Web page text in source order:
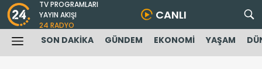
TV PROGRAMLARI
YAYIN AKIŞI
24 RADYO
CANLI
SON DAKİKA GÜNDEM EKONOMİ YAŞAM